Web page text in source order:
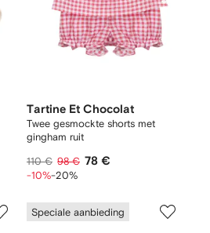
Tartine Et Chocolat
Twee gesmockte shorts met
gingham ruit
110 € 98 € 78 €
-10%-20%
Speciale aanbieding